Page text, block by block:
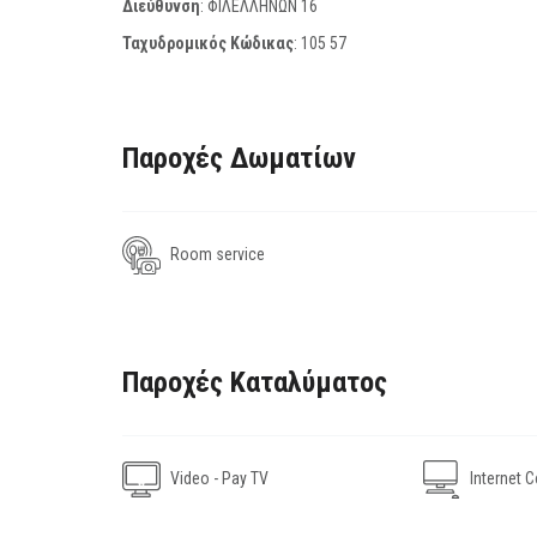
Διεύθυνση: ΦΙΛΕΛΛΗΝΩΝ 16
Ταχυδρομικός Κώδικας: 105 57
Παροχές Δωματίων
Room service
Παροχές Καταλύματος
Video - Pay TV Internet